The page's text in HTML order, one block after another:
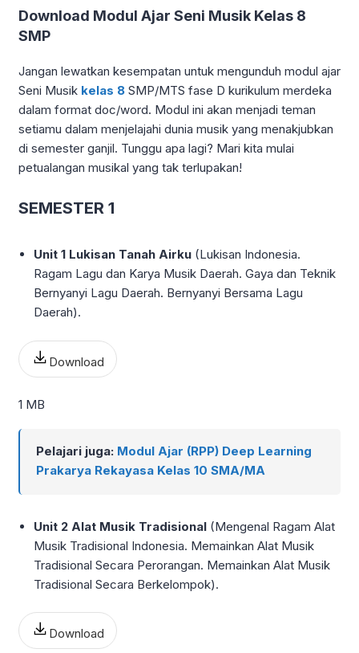
Download Modul Ajar Seni Musik Kelas 8
SMP
Jangan lewatkan kesempatan untuk mengunduh modul ajar
Seni Musik kelas 8 SMP/MTS fase D kurikulum merdeka
dalam format doc/word. Modul ini akan menjadi teman
setiamu dalam menjelajahi dunia musik yang menakjubkan
di semester ganjil. Tunggu apa lagi? Mari kita mulai
petualangan musikal yang tak terlupakan!
SEMESTER 1
Unit 1 Lukisan Tanah Airku (Lukisan Indonesia.
Ragam Lagu dan Karya Musik Daerah. Gaya dan Teknik
Bernyanyi Lagu Daerah. Bernyanyi Bersama Lagu
Daerah).
Download
1 MB
Pelajari juga: Modul Ajar (RPP) Deep Learning
Prakarya Rekayasa Kelas 10 SMA/MA
Unit 2 Alat Musik Tradisional (Mengenal Ragam Alat
Musik Tradisional Indonesia. Memainkan Alat Musik
Tradisional Secara Perorangan. Memainkan Alat Musik
Tradisional Secara Berkelompok).
Download